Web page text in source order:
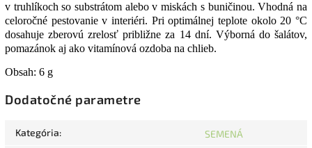
v truhlíkoch so substrátom alebo v miskách s buničinou. Vhodná na
celoročné pestovanie v interiéri. Pri optimálnej teplote okolo 20 °C
dosahuje zberovú zrelosť približne za 14 dní. Výborná do šalátov,
pomazánok aj ako vitamínová ozdoba na chlieb.
Obsah: 6 g
Dodatočné parametre
Kategória: SEMENÁ